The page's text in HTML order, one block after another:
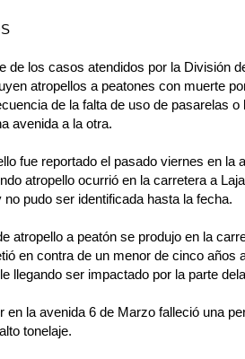
de los casos atendidos por la División
atropellos a peatones con muerte
de la falta de uso de pasarelas
avenida a la otra.
fue reportado el pasado viernes en la
atropello ocurrió en la carretera a
pudo ser identificada hasta la fecha.
atropello a peatón se produjo en la
en contra de un menor de cinco años
llegando ser impactado por la parte
en la avenida 6 de Marzo falleció una
tonelaje.